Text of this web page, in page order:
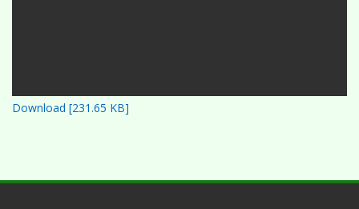
Download [231.65 KB]